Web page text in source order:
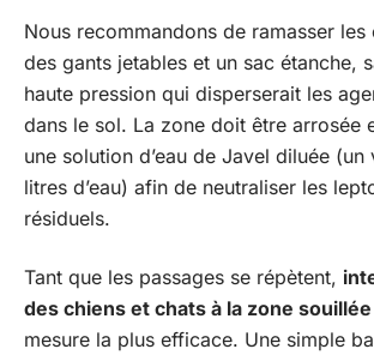
Nous recommandons de ramasser
des gants jetables et un sac étanche,
haute pression qui disperserait les
dans le sol. La zone doit être arrosée
une solution d’eau de Javel diluée
litres d’eau) afin de neutraliser les
résiduels.
Tant que les passages se répètent,
des chiens et chats à la zone souillée
mesure la plus efficace. Une simple